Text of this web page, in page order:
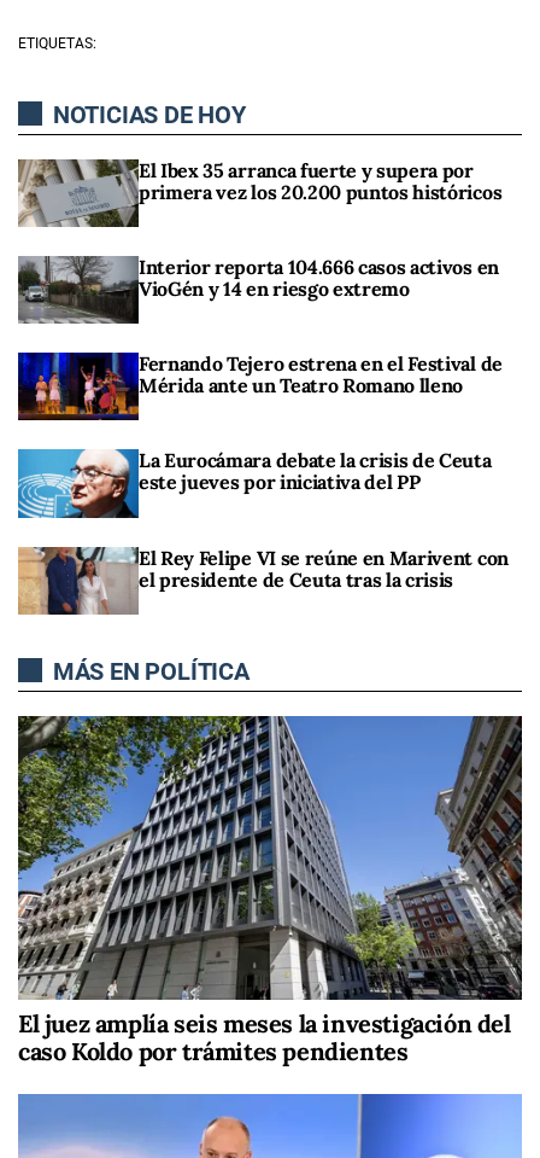
ETIQUETAS:
NOTICIAS DE HOY
El Ibex 35 arranca fuerte y supera por
primera vez los 20.200 puntos históricos
Interior reporta 104.666 casos activos en
VioGén y 14 en riesgo extremo
Fernando Tejero estrena en el Festival de
Mérida ante un Teatro Romano lleno
La Eurocámara debate la crisis de Ceuta
este jueves por iniciativa del PP
El Rey Felipe VI se reúne en Marivent con
el presidente de Ceuta tras la crisis
MÁS EN POLÍTICA
El juez amplía seis meses la investigación del
caso Koldo por trámites pendientes